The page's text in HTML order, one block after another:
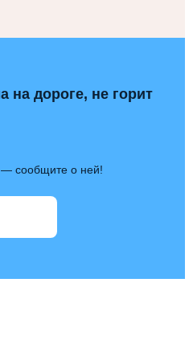
на дороге, не горит
— сообщите о ней!